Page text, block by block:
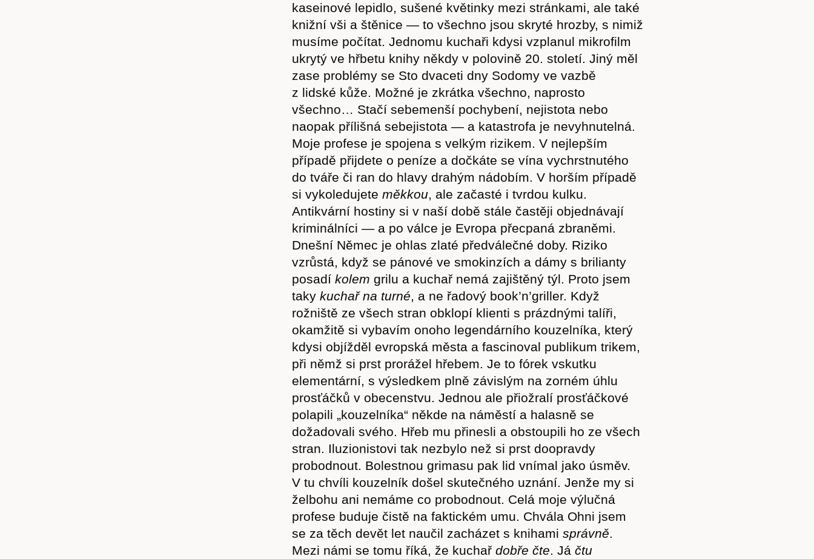
Časopis
kaseinové lepidlo, sušené květinky mezi stránkami, ale také
knižní vši a štěnice — to všechno jsou skryté hrozby, s nimiž
musíme počítat. Jednomu kuchaři kdysi vzplanul mikrofilm
ukrytý ve hřbetu knihy někdy v polovině 20. století. Jiný měl
zase problémy se Sto dvaceti dny Sodomy ve vazbě
z lidské kůže. Možné je zkrátka všechno, naprosto
všechno… Stačí sebemenší pochybení, nejistota nebo
naopak přílišná sebejistota — a katastrofa je nevyhnutelná.
Moje profese je spojena s velkým rizikem. V nejlepším
případě přijdete o peníze a dočkáte se vína vychrstnutého
do tváře či ran do hlavy drahým nádobím. V horším případě
si vykoledujete měkkou, ale začasté i tvrdou kulku.
Antikvární hostiny si v naší době stále častěji objednávají
kriminálníci — a po válce je Evropa přecpaná zbraněmi.
Dnešní Němec je ohlas zlaté předválečné doby. Riziko
vzrůstá, když se pánové ve smokinzích a dámy s brilianty
posadí kolem grilu a kuchař nemá zajištěný týl. Proto jsem
taky kuchař na turné, a ne řadový book’n’griller. Když
rožniště ze všech stran obklopí klienti s prázdnými talíři,
okamžitě si vybavím onoho legendárního kouzelníka, který
kdysi objížděl evropská města a fascinoval publikum trikem,
při němž si prst prorážel hřebem. Je to fórek vskutku
elementární, s výsledkem plně závislým na zorném úhlu
prosťáčků v obecenstvu. Jednou ale přiožralí prosťáčkové
polapili „kouzelníka“ někde na náměstí a halasně se
dožadovali svého. Hřeb mu přinesli a obstoupili ho ze všech
stran. Iluzionistovi tak nezbylo než si prst doopravdy
probodnout. Bolestnou grimasu pak lid vnímal jako úsměv.
V tu chvíli kouzelník došel skutečného uznání. Jenže my si
želbohu ani nemáme co probodnout. Celá moje výlučná
profese buduje čistě na faktickém umu. Chvála Ohni jsem
se za těch devět let naučil zacházet s knihami správně.
Mezi námi se tomu říká, že kuchař dobře čte. Já čtu